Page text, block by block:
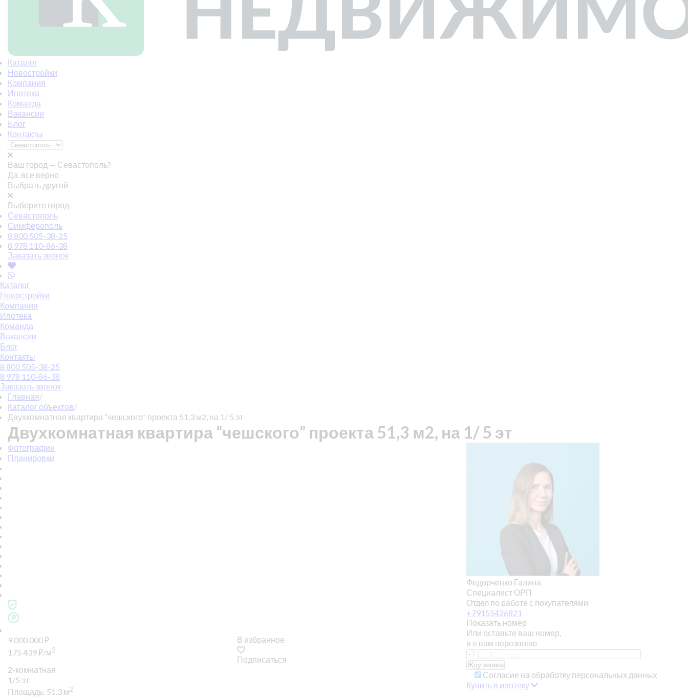
Каталог
Новостройки
Компания
Ипотека
Команда
Вакансии
Блог
Контакты
Ваш город — Севастополь?
Да, все верно
Выбрать другой
Выберите город
Севастополь
Симферополь
8 800 505-38-25
8 978 110-86-38
Заказать звонок
Каталог
Новостройки
Компания
Ипотека
Команда
Вакансии
Блог
Контакты
8 800 505-38-25
8 978 110-86-38
Заказать звонок
Главная/
Каталог объектов/
Двухкомнатная квартира “чешского” проекта 51,3 м2, на 1/ 5 эт
Двухкомнатная квартира “чешского” проекта 51,3 м2, на 1/ 5 эт
Фотографии
Планировки
9 000 000₽
175 439₽/м2
В избранное
Подписаться
2-комнатная
1/5 эт.
Площадь: 51.3 м2
Федорченко Галина
Специалист ОРП
Отдел по работе с покупателями
+79155426821
Показать номер
Или оставьте ваш номер,
и я вам перезвоню
Согласие на обработку персональных данных
Купить в ипотеку